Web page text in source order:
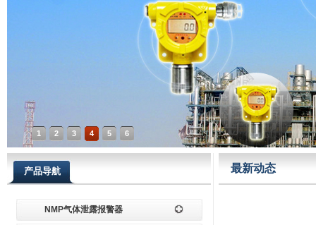
1 2 3 4 5 6
产品导航
NMP气体泄露报警器
最新动态